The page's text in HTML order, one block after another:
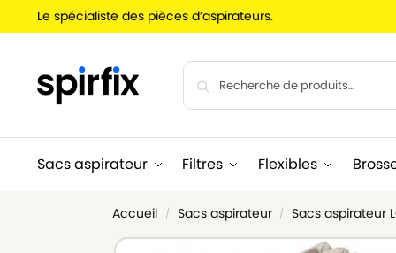
Le spécialiste des pièces d’aspirateurs.
Sacs aspirateur Filtres Flexibles
Accueil / Sacs aspirateur / Sacs aspirateur